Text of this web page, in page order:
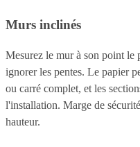
Murs inclinés
Mesurez le mur à son point le
ignorer les pentes. Le papier
ou carré complet, et les
l'installation. Marge de
hauteur.